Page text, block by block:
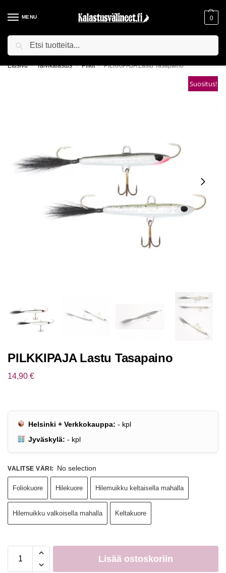
MENU 0
ILMAINEN TOIMITUS YLI 75€ TILAUKSILLE!
Etusivu / Talvikalastus / Pilkit / PILKKIPAJA Lastu Tasapaino
Suositus!
PILKKIPAJA Lastu Tasapaino
14,90 €
Helsinki + Verkkokauppa: - kpl
Jyväskylä: - kpl
VALITSE VÄRI: No selection
Foliokuore Hilekuore Hilemuikku keltaisella mahalla
Hilemuikku valkoisella mahalla Keltakuore
Lisää ostoskoriin